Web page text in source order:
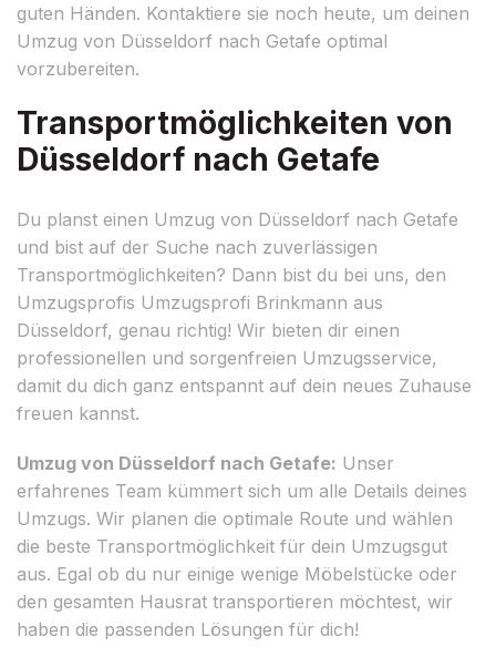
guten Händen. Kontaktiere sie noch heute, um deinen
Umzug von Düsseldorf nach Getafe optimal
vorzubereiten.
Transportmöglichkeiten von
Düsseldorf nach Getafe
Du planst einen Umzug von Düsseldorf nach Getafe
und bist auf der Suche nach zuverlässigen
Transportmöglichkeiten? Dann bist du bei uns, den
Umzugsprofis Umzugsprofi Brinkmann aus
Düsseldorf, genau richtig! Wir bieten dir einen
professionellen und sorgenfreien Umzugsservice,
damit du dich ganz entspannt auf dein neues Zuhause
freuen kannst.
Umzug von Düsseldorf nach Getafe: Unser
erfahrenes Team kümmert sich um alle Details deines
Umzugs. Wir planen die optimale Route und wählen
die beste Transportmöglichkeit für dein Umzugsgut
aus. Egal ob du nur einige wenige Möbelstücke oder
den gesamten Hausrat transportieren möchtest, wir
haben die passenden Lösungen für dich!